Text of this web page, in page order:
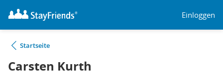
Einloggen
Startseite
Carsten Kurth